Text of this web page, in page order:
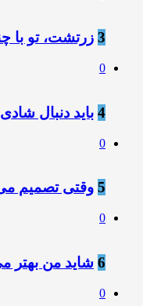
3 زرتشت، تو با
0
4 باید دنبال
0
5 وقتی تصمیم
0
6 شاید من بهتر
0